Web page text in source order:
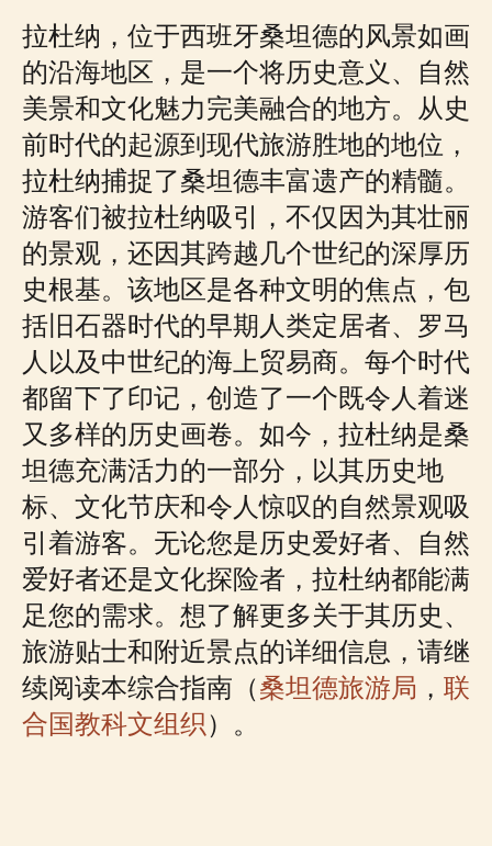
拉杜纳，位于西班牙桑坦德的风景如画
的沿海地区，是一个将历史意义、自然
美景和文化魅力完美融合的地方。从史
前时代的起源到现代旅游胜地的地位，
拉杜纳捕捉了桑坦德丰富遗产的精髓。
游客们被拉杜纳吸引，不仅因为其壮丽
的景观，还因其跨越几个世纪的深厚历
史根基。该地区是各种文明的焦点，包
括旧石器时代的早期人类定居者、罗马
人以及中世纪的海上贸易商。每个时代
都留下了印记，创造了一个既令人着迷
又多样的历史画卷。如今，拉杜纳是桑
坦德充满活力的一部分，以其历史地
标、文化节庆和令人惊叹的自然景观吸
引着游客。无论您是历史爱好者、自然
爱好者还是文化探险者，拉杜纳都能满
足您的需求。想了解更多关于其历史、
旅游贴士和附近景点的详细信息，请继
续阅读本综合指南（桑坦德旅游局 ， 联
合国教科文组织）。